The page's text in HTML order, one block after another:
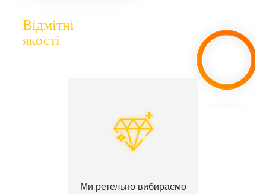
Відмітні
якості
Ми ретельно вибираємо